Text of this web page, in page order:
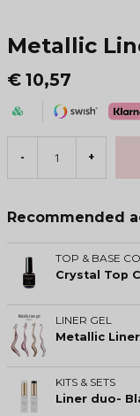
Metallic
€ 10,57
- +
Recommended
TOP & BASE
Crystal Top
LINER GEL
Metallic
KITS & SETS
Liner duo-